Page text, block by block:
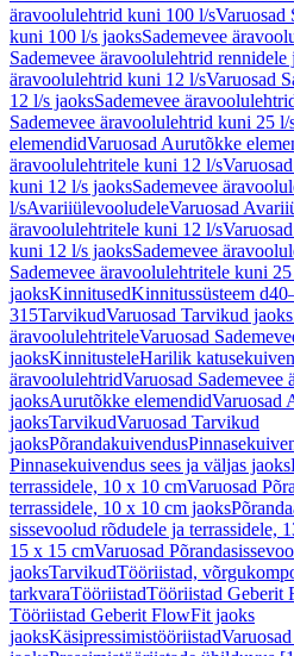
äravoolulehtrid kuni 100 l/sVaruosad
kuni 100 l/s jaoksSademevee
Sademevee äravoolulehtrid rennidele
äravoolulehtrid kuni 12 l/sVaruosad
12 l/s jaoksSademevee
Sademevee äravoolulehtrid kuni 25 l/
elemendidVaruosad Aurutõkke
äravoolulehtritele kuni 12 l/s
kuni 12 l/s jaoksSademevee
l/sAvariiülevooludeleVaruosad
äravoolulehtritele kuni 12 l/s
kuni 12 l/s jaoksSademevee
Sademevee äravoolulehtritele kuni
jaoksKinnitusedKinnitussüsteem
315TarvikudVaruosad Tarvikud jaoks
äravoolulehtriteleVaruosad
jaoksKinnitusteleHarilik
äravoolulehtridVaruosad Sademevee
jaoksAurutõkke elemendidVaruosad
jaoksTarvikudVaruosad Tarvikud
jaoksPõrandakuivendus
Pinnasekuivendus sees ja väljas jaoks
terrassidele, 10 x 10 cmVaruosad
terrassidele, 10 x 10 cm jaoks
sissevoolud rõdudele ja terrassidele,
15 x 15 cmVaruosad
jaoksTarvikudTööriistad,
tarkvaraTööriistadTööriistad Geberit
Tööriistad Geberit FlowFit jaoks
jaoksKäsipressimistööriistad